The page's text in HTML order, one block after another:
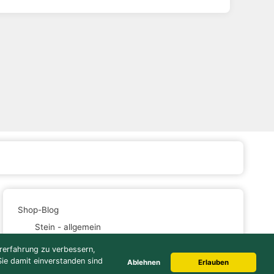
zu verbessern,
damit einverstanden sind
Ablehnen Erlauben
Shop-Blog
Stein - allgemein
Naturstein - News